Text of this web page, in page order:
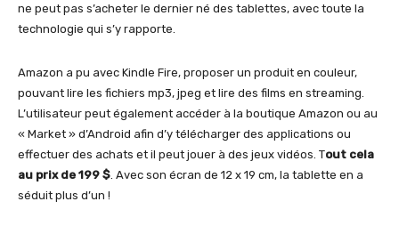
ne peut pas s’acheter le dernier né des tablettes, avec toute la
technologie qui s’y rapporte.
Amazon a pu avec Kindle Fire, proposer un produit en couleur,
pouvant lire les fichiers mp3, jpeg et lire des films en streaming.
L’utilisateur peut également accéder à la boutique Amazon ou au
« Market » d’Android afin d’y télécharger des applications ou
effectuer des achats et il peut jouer à des jeux vidéos. Tout cela
au prix de 199 $ . Avec son écran de 12 x 19 cm, la tablette en a
séduit plus d’un !